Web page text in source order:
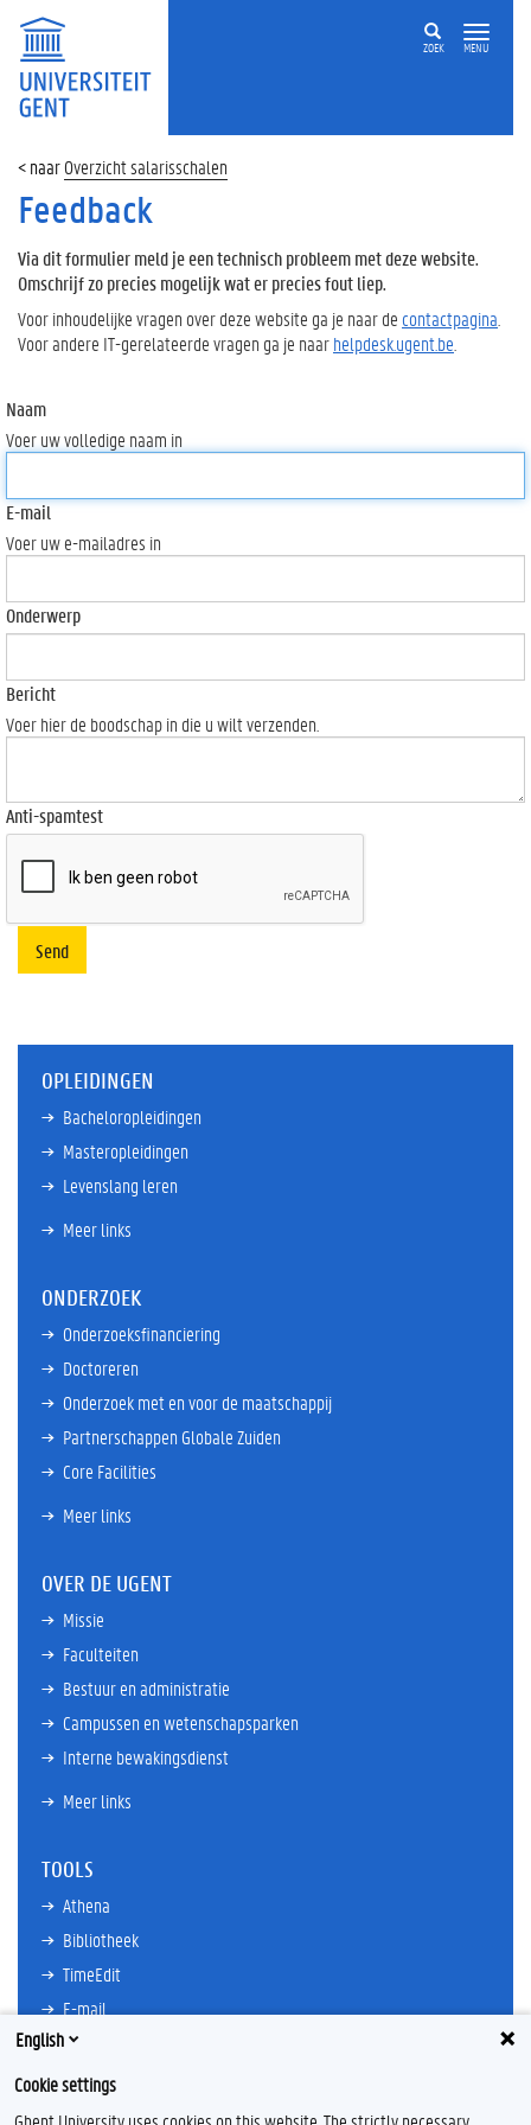
ZOEK MENU
Overzicht salarisschalen
Feedback
Via dit formulier meld je een technisch probleem met deze website.
Omschrijf zo precies mogelijk wat er precies fout liep.
Voor inhoudelijke vragen over deze website ga je naar de contactpagina
Voor andere IT-gerelateerde vragen ga je naarhelpdesk.ugent.be
Naam
Voer uw volledige naam in
E-mail
Voer uw e-mailadres in
Onderwerp
Bericht
Voer hier de boodschap in die u wilt verzenden.
Anti-spamtest
Send
OPLEIDINGEN
Bacheloropleidingen
Masteropleidingen
Levenslang leren
Meer links
ONDERZOEK
Onderzoeksfinanciering
Doctoreren
Onderzoek met en voor de maatschappij
Partnerschappen Globale Zuiden
Core Facilities
Meer links
OVER DE UGENT
Missie
Faculteiten
Bestuur en administratie
Campussen en wetenschapsparken
Interne bewakingsdienst
Meer links
TOOLS
Athena
Bibliotheek
TimeEdit
E-mail
Ufora
Oasis
Research Explorer
English
Cookie settings